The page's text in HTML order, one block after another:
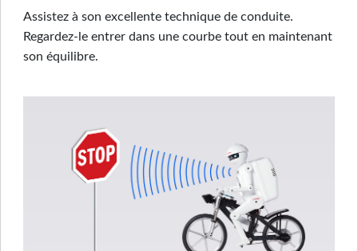
Assistez à son excellente technique de conduite.
Regardez-le entrer dans une courbe tout en maintenant
son équilibre.